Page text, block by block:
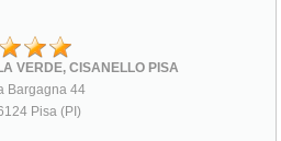
VERDE, CISANELLO PISA
Bargagna 44
Pisa (PI)